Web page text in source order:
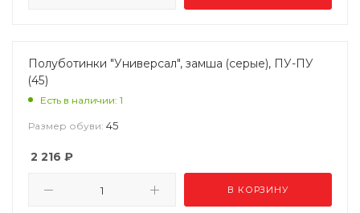
Полуботинки "Универсал", замша (серые), ПУ-ПУ
(45)
Есть в наличии: 1
Размер обуви: 45
2 216 ₽
В КОРЗИНУ